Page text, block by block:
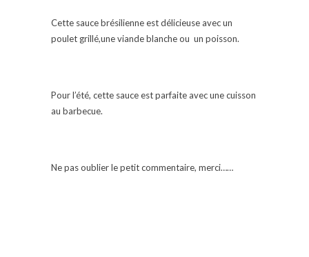
Cette sauce brésilienne est délicieuse avec un
poulet grillé,une viande blanche ou un poisson.
Pour l’été, cette sauce est parfaite avec une cuisson
au barbecue.
Ne pas oublier le petit commentaire, merci……